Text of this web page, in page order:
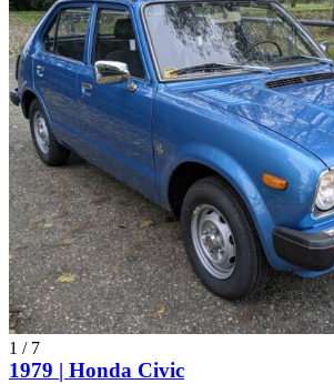
1 / 7
1979 | Honda Civic